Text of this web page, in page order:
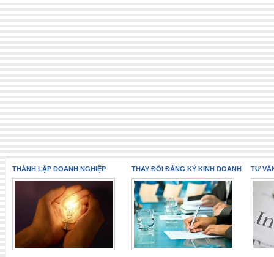
THÀNH LẬP DOANH NGHIỆP THAY ĐỔI ĐĂNG KÝ KINH DOANH TƯ